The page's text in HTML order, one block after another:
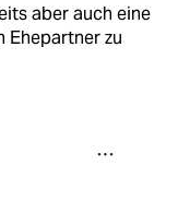
aber auch eine
Ehepartner zu